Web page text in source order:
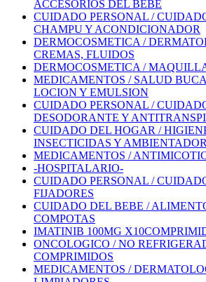
ACCESORIOS DEL BEBE
CUIDADO PERSONAL /
CHAMPU Y ACONDICIONADOR
DERMOCOSMETICA /
CREMAS, FLUIDOS
DERMOCOSMETICA /
MEDICAMENTOS / SALUD
LOCION Y EMULSION
CUIDADO PERSONAL /
DESODORANTE Y
CUIDADO DEL HOGAR /
INSECTICIDAS Y
MEDICAMENTOS /
-HOSPITALARIO-
CUIDADO PERSONAL /
FIJADORES
CUIDADO DEL BEBE /
COMPOTAS
IMATINIB 100MG
ONCOLOGICO / NO
COMPRIMIDOS
MEDICAMENTOS /